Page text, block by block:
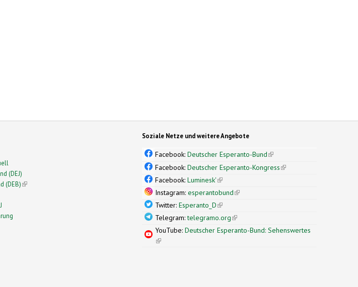
(DEJ)
(DEB)(link is external)
Soziale Netze und weitere Angebote
Facebook:Deutscher Esperanto-Bund(link is external)
Facebook:Deutscher Esperanto-Kongress(link is external)
Facebook:Luminesk'(link is external)
Instagram:esperantobund(link is external)
Twitter:Esperanto_D(link is external)
Telegram:telegramo.org(link is external)
YouTube:Deutscher Esperanto-Bund: Sehenswertes
(link is external)